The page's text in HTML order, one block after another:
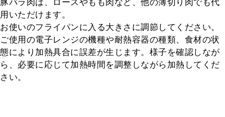
豚バラ肉は、ロースやもも肉など、他の薄切り肉でも代
用いただけます。
お使いのフライパンに入る大きさに調節してください。
ご使用の電子レンジの機種や耐熱容器の種類、食材の状
態により加熱具合に誤差が生じます。様子を確認しなが
ら、必要に応じて加熱時間を調整しながら加熱してくだ
さい。